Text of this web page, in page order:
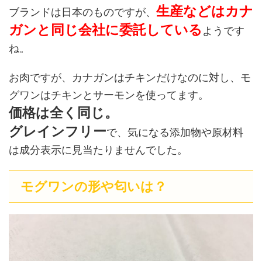
ブランドは日本のものですが、 生産などはカナ
ガンと同じ会社に委託している ようです
ね。
お肉ですが、カナガンはチキンだけなのに対し、モ
グワンはチキンとサーモンを使ってます。
価格は全く同じ。
グレインフリーで、気になる添加物や原材料
は成分表示に見当たりませんでした。
モグワンの形や匂いは？